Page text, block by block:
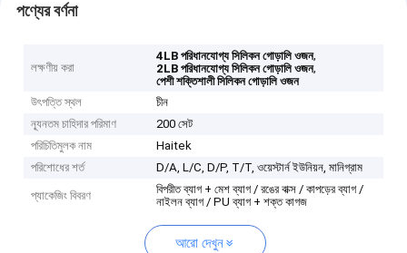
পণ্যের বর্ণনা
লক্ষণীয় করা
4LB পরিধানযোগ্য সিলিকন গোড়ালি ওজন,
2LB পরিধানযোগ্য সিলিকন গোড়ালি ওজন,
পেশী শক্তিশালী সিলিকন গোড়ালি ওজন
উৎপত্তি স্থল
চীন
ন্যূনতম চাহিদার পরিমাণ
200 সেট
পরিচিতিমুলক নাম
Haitek
পরিশোধের শর্ত
D/A, L/C, D/P, T/T, ওয়েস্টার্ন ইউনিয়ন, মানিগ্রাম
প্যাকেজিং বিবরণ
বিপরীত ব্যাগ + মেশ ব্যাগ / রঙের বাক্স / কাপড়ের ব্যাগ /
নাইলন ব্যাগ / PU ব্যাগ + শক্ত কাগজ
আরো দেখুন